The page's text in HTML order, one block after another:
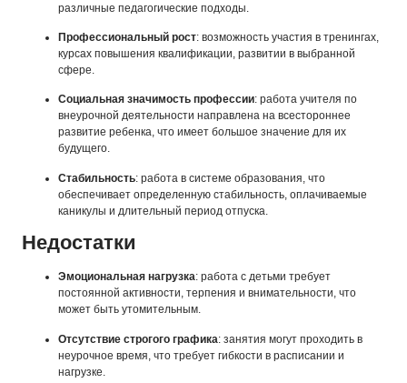
различные педагогические подходы.
Профессиональный рост: возможность участия в тренингах,
курсах повышения квалификации, развитии в выбранной
сфере.
Социальная значимость профессии: работа учителя по
внеурочной деятельности направлена на всестороннее
развитие ребенка, что имеет большое значение для их
будущего.
Стабильность: работа в системе образования, что
обеспечивает определенную стабильность, оплачиваемые
каникулы и длительный период отпуска.
Недостатки
Эмоциональная нагрузка: работа с детьми требует
постоянной активности, терпения и внимательности, что
может быть утомительным.
Отсутствие строгого графика: занятия могут проходить в
неурочное время, что требует гибкости в расписании и
нагрузке.